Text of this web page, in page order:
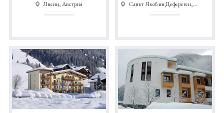
Лиенц, Австрия
Санкт Якоб ин Дефереген,